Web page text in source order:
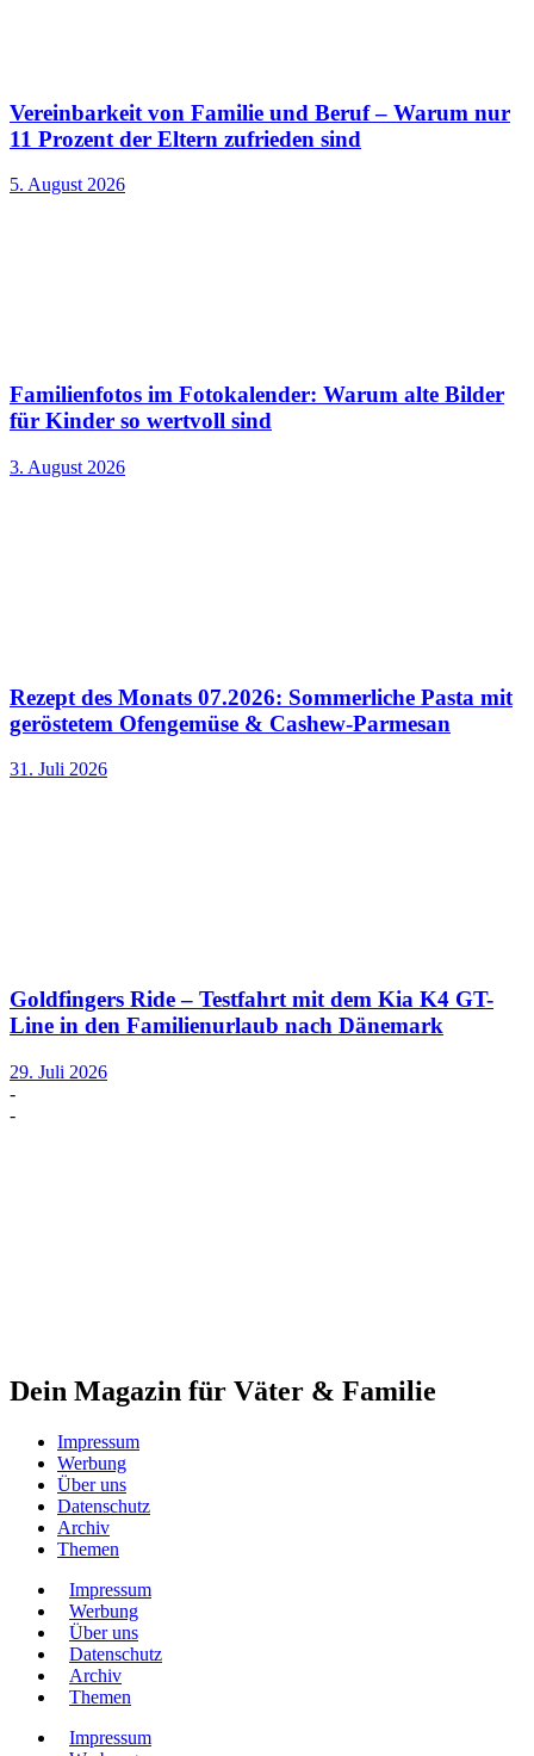
Vereinbarkeit von Familie und Beruf – Warum nur
11 Prozent der Eltern zufrieden sind
5. August 2026
Familienfotos im Fotokalender: Warum alte Bilder
für Kinder so wertvoll sind
3. August 2026
Rezept des Monats 07.2026: Sommerliche Pasta mit
geröstetem Ofengemüse & Cashew-Parmesan
31. Juli 2026
Goldfingers Ride – Testfahrt mit dem Kia K4 GT-
Line in den Familienurlaub nach Dänemark
29. Juli 2026
-
-
Dein Magazin für Väter & Familie
Impressum
Werbung
Über uns
Datenschutz
Archiv
Themen
Impressum
Werbung
Über uns
Datenschutz
Archiv
Themen
Impressum